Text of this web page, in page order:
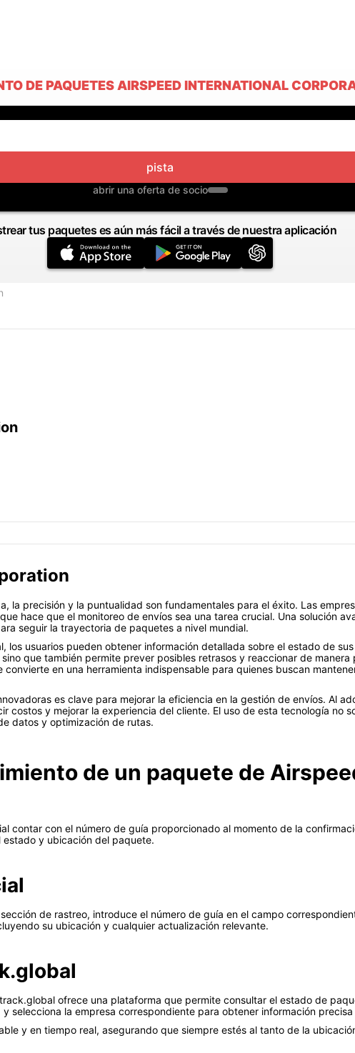
DE PAQUETES AIRSPEED INTERNATIONAL
pista
abrir una oferta de socio
tus paquetes es aún más fácil a través de nuestra aplicación
la precisión y la puntualidad son fundamentales para el éxito. Las
hace que el monitoreo de envíos sea una tarea crucial. Una solución
seguir la trayectoria de paquetes a nivel mundial.
los usuarios pueden obtener información detallada sobre el estado de
que también permite prever posibles retrasos y reaccionar de
en una herramienta indispensable para quienes buscan
es clave para mejorar la eficiencia en la gestión de envíos. Al
costos y mejorar la experiencia del cliente. El uso de esta tecnología no
datos y optimización de rutas.
de un paquete de
contar con el número de guía proporcionado al momento de la
y ubicación del paquete.
de rastreo, introduce el número de guía en el campo
su ubicación y cualquier actualización relevante.
ofrece una plataforma que permite consultar el estado de
selecciona la empresa correspondiente para obtener información
y en tiempo real, asegurando que siempre estés al tanto de la